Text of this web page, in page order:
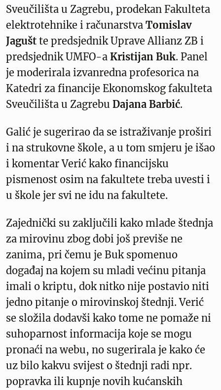
Sveučilišta u Zagrebu, prodekan Fakulteta
elektrotehnike i računarstva Tomislav
Jagušt te predsjednik Uprave Allianz ZB i
predsjednik UMFO-a Kristijan Buk. Panel
je moderirala izvanredna profesorica na
Katedri za financije Ekonomskog fakulteta
Sveučilišta u Zagrebu Dajana Barbić.
Galić je sugerirao da se istraživanje proširi
i na strukovne škole, a u tom smjeru je išao
i komentar Verić kako financijsku
pismenost osim na fakultete treba uvesti i
u škole jer svi ne idu na fakultete.
Zajednički su zaključili kako mlade štednja
za mirovinu zbog dobi još previše ne
zanima, pri čemu je Buk spomenuo
događaj na kojem su mladi većinu pitanja
imali o kriptu, dok nitko nije postavio niti
jedno pitanje o mirovinskoj štednji. Verić
se složila dodavši kako tome ne pomaže ni
suhoparnost informacija koje se mogu
pronaći na webu, no sugerirala je kako će
uz bilo kakvu svijest o štednji radi npr.
popravka ili kupnje novih kućanskih